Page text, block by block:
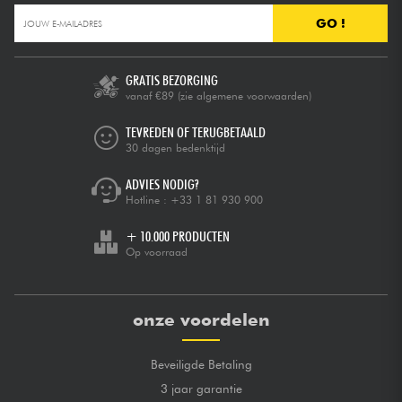
GO !
GRATIS BEZORGING
vanaf €89 (zie algemene voorwaarden)
TEVREDEN OF TERUGBETAALD
30 dagen bedenktijd
ADVIES NODIG?
Hotline : +33 1 81 930 900
+ 10.000 PRODUCTEN
Op voorraad
onze voordelen
Beveiligde Betaling
3 jaar garantie